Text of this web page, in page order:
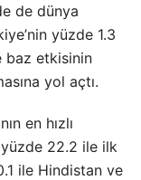
de dünya
yüzde 1.3
baz etkisinin
yol açtı.
en hızlı
22.2 ile ilk
ile Hindistan ve